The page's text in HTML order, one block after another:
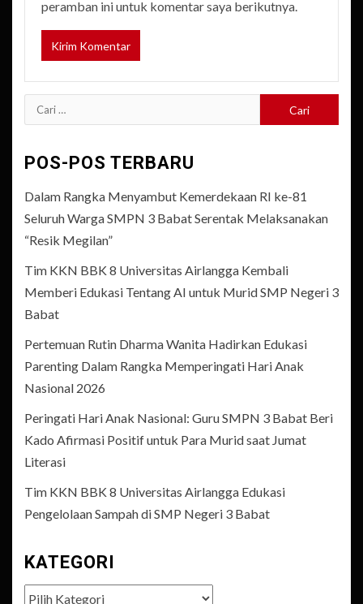
peramban ini untuk komentar saya berikutnya.
Cari
untuk:
POS-POS TERBARU
Dalam Rangka Menyambut Kemerdekaan RI ke-81
Seluruh Warga SMPN 3 Babat Serentak Melaksanakan
“Resik Megilan”
Tim KKN BBK 8 Universitas Airlangga Kembali
Memberi Edukasi Tentang AI untuk Murid SMP Negeri 3
Babat
Pertemuan Rutin Dharma Wanita Hadirkan Edukasi
Parenting Dalam Rangka Memperingati Hari Anak
Nasional 2026
Peringati Hari Anak Nasional: Guru SMPN 3 Babat Beri
Kado Afirmasi Positif untuk Para Murid saat Jumat
Literasi
Tim KKN BBK 8 Universitas Airlangga Edukasi
Pengelolaan Sampah di SMP Negeri 3 Babat
KATEGORI
Kategori